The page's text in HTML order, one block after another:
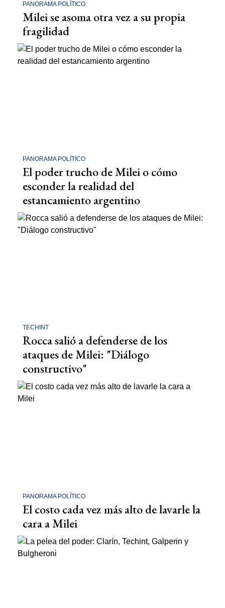
PANORAMA POLÍTICO
Milei se asoma otra vez a su propia
fragilidad
PANORAMA POLÍTICO
El poder trucho de Milei o cómo
esconder la realidad del
estancamiento argentino
TECHINT
Rocca salió a defenderse de los
ataques de Milei: "Diálogo
constructivo"
PANORAMA POLÍTICO
El costo cada vez más alto de lavarle la
cara a Milei